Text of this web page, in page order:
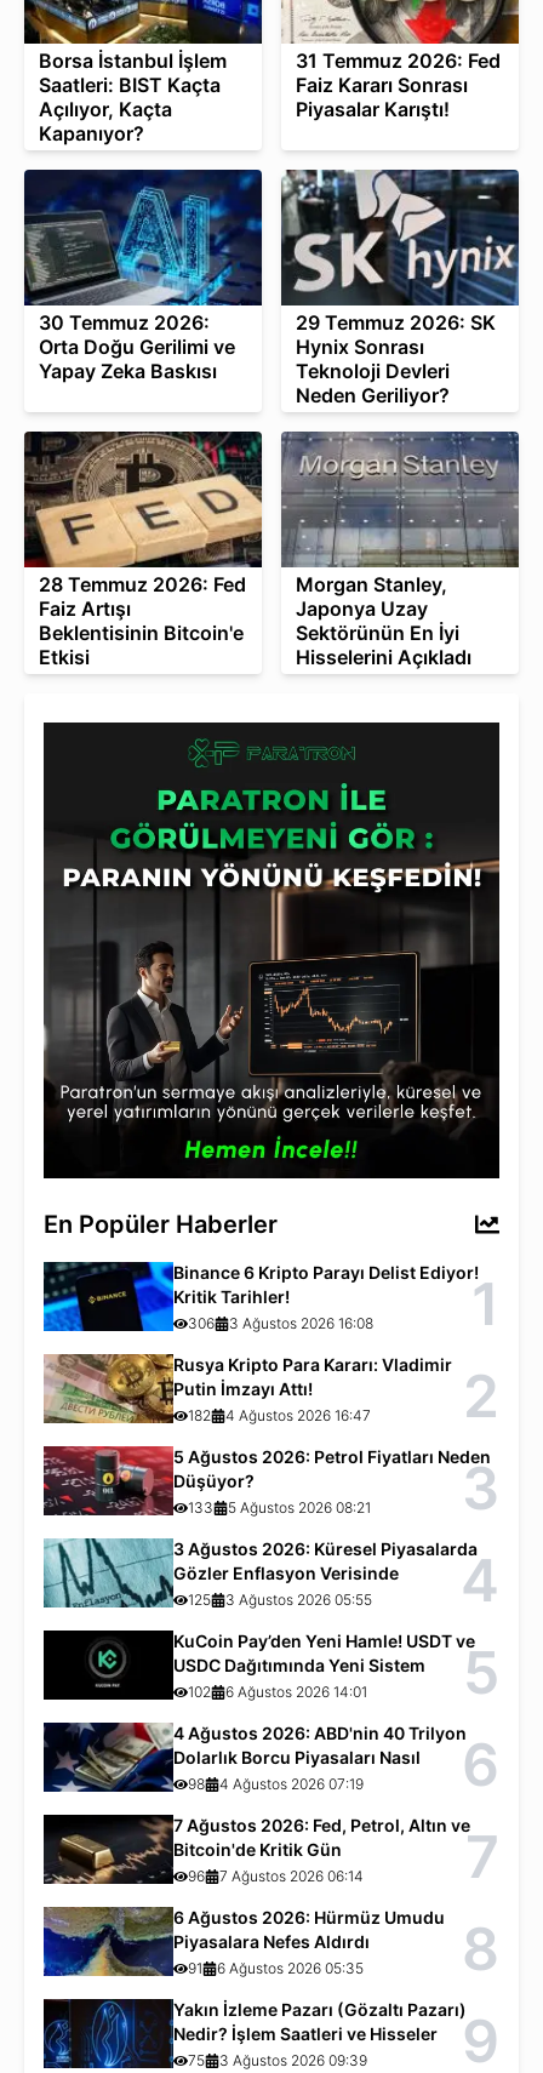
Borsa İstanbul İşlem
Saatleri: BIST Kaçta
Açılıyor, Kaçta
Kapanıyor?
31 Temmuz 2026: Fed
Faiz Kararı Sonrası
Piyasalar Karıştı!
30 Temmuz 2026:
Orta Doğu Gerilimi ve
Yapay Zeka Baskısı
29 Temmuz 2026: SK
Hynix Sonrası
Teknoloji Devleri
Neden Geriliyor?
28 Temmuz 2026: Fed
Faiz Artışı
Beklentisinin Bitcoin'e
Etkisi
Morgan Stanley,
Japonya Uzay
Sektörünün En İyi
Hisselerini Açıkladı
En Popüler Haberler
Binance 6 Kripto Parayı Delist Ediyor!
Kritik Tarihler!
306 3 Ağustos 2026 16:08 1
Rusya Kripto Para Kararı: Vladimir
Putin İmzayı Attı!
182 4 Ağustos 2026 16:47 2
5 Ağustos 2026: Petrol Fiyatları Neden
Düşüyor?
133 5 Ağustos 2026 08:21 3
3 Ağustos 2026: Küresel Piyasalarda
Gözler Enflasyon Verisinde
125 3 Ağustos 2026 05:55 4
KuCoin Pay’den Yeni Hamle! USDT ve
USDC Dağıtımında Yeni Sistem
102 6 Ağustos 2026 14:01 5
4 Ağustos 2026: ABD'nin 40 Trilyon
Dolarlık Borcu Piyasaları Nasıl
Etkiliyor?
98 4 Ağustos 2026 07:19 6
7 Ağustos 2026: Fed, Petrol, Altın ve
Bitcoin'de Kritik Gün
96 7 Ağustos 2026 06:14 7
6 Ağustos 2026: Hürmüz Umudu
Piyasalara Nefes Aldırdı
91 6 Ağustos 2026 05:35 8
Yakın İzleme Pazarı (Gözaltı Pazarı)
Nedir? İşlem Saatleri ve Hisseler
75 3 Ağustos 2026 09:39 9